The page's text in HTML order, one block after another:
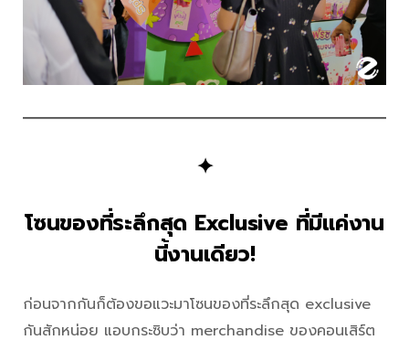
✦
โซนของที่ระลึกสุด Exclusive ที่มีแค่งาน
นี้งานเดียว!
ก่อนจากกันก็ต้องขอแวะมาโซนของที่ระลึกสุด exclusive
กันสักหน่อย แอบกระซิบว่า merchandise ของคอนเสิร์ต